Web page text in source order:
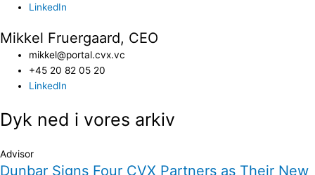
LinkedIn
Mikkel Fruergaard, CEO
mikkel@portal.cvx.vc
+45 20 82 05 20
LinkedIn
Dyk ned i vores arkiv
Advisor
Dunbar Signs Four CVX Partners as Their New